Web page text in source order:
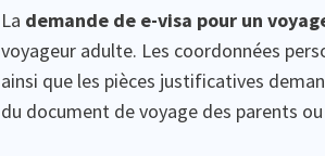
La demande de e-visa pour un
voyageur adulte. Les coordonnées
ainsi que les pièces justificatives
du document de voyage des parents